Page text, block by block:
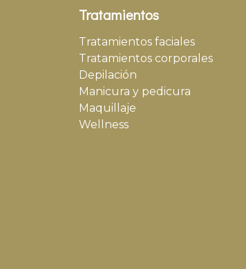
Tratamientos
Tratamientos faciales
Tratamientos corporales
Depilación
Manicura y pedicura
Maquillaje
Wellness